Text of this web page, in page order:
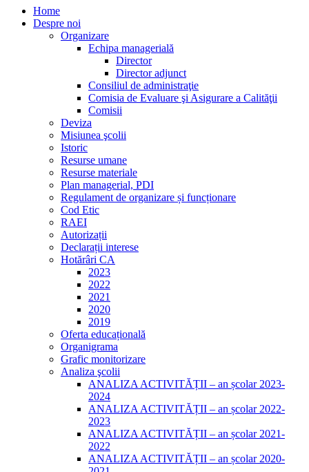
Home
Despre noi
Organizare
Echipa managerială
Director
Director adjunct
Consiliul de administraţie
Comisia de Evaluare şi Asigurare a Calităţii
Comisii
Deviza
Misiunea şcolii
Istoric
Resurse umane
Resurse materiale
Plan managerial, PDI
Regulament de organizare și funcționare
Cod Etic
RAEI
Autorizații
Declarații interese
Hotărâri CA
2023
2022
2021
2020
2019
Oferta educațională
Organigrama
Grafic monitorizare
Analiza şcolii
ANALIZA ACTIVITĂȚII – an școlar 2023-
2024
ANALIZA ACTIVITĂȚII – an școlar 2022-
2023
ANALIZA ACTIVITĂȚII – an școlar 2021-
2022
ANALIZA ACTIVITĂȚII – an școlar 2020-